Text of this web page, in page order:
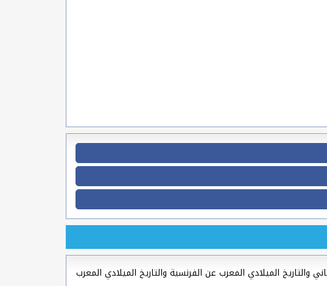
والتاريخ الميلادي المعرب عن الفرنسية والتاريخ الميلادي المعرب